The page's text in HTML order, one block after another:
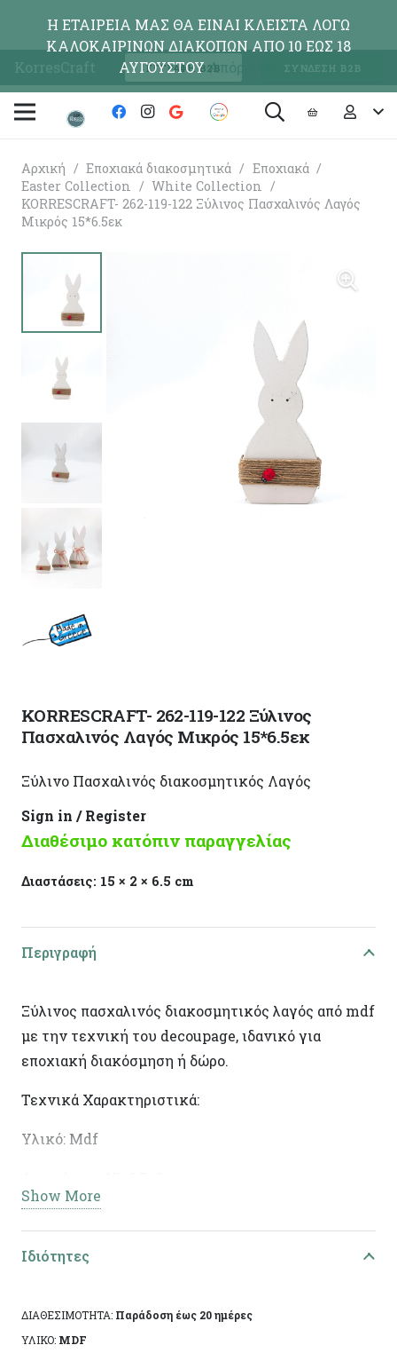
KorresCraft ΕΓΓΡΑΦΗ Β2Β ΣΥΝΔΕΣΗ Β2Β
Αρχική / Εποχιακά διακοσμητικά / Εποχιακά /
Easter Collection / White Collection /
KORRESCRAFT- 262-119-122 Ξύλινος Πασχαλινός Λαγός
Μικρός 15*6.5εκ
KORRESCRAFT- 262-119-122 Ξύλινος
Πασχαλινός Λαγός Μικρός 15*6.5εκ
Ξύλινο Πασχαλινός διακοσμητικός Λαγός
Sign in / Register
Διαθέσιμο κατόπιν παραγγελίας
Διαστάσεις: 15 × 2 × 6.5 cm
Περιγραφή
Ξύλινος πασχαλινός διακοσμητικός λαγός από mdf
με την τεχνική του decoupage, ιδανικό για
εποχιακή διακόσμηση ή δώρο.
Τεχνικά Χαρακτηριστικά:
Υλικό: Mdf
αποκλίσεις ανά προϊόν λόγω της χειροποίητης
Show More
Ιδιότητες
ΔΙΑΘΕΣΙΜΟΤΗΤΑ: Παράδοση έως 20 ημέρες
ΥΛΙΚΟ: MDF
Η ΕΤΑΙΡΕΙΑ ΜΑΣ ΘΑ ΕΙΝΑΙ ΚΛΕΙΣΤΑ ΛΟΓΩ
ΚΑΛΟΚΑΙΡΙΝΩΝ ΔΙΑΚΟΠΩΝ ΑΠΟ 10 ΕΩΣ 18
ΑΥΓΟΥΣΤΟΥΑπόρριψη